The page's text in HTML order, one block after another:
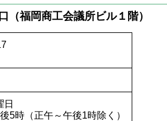
（福岡商工会議所ビル１階）
日
5時（正午～午後1時除く）